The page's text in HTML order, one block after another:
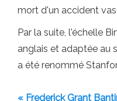
mort d'un accident
Par la suite, l'échelle
anglais et adaptée au
a été renommé
« Frederick Grant